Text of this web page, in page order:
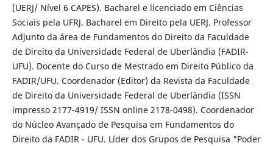
(UERJ/ Nível 6 CAPES). Bacharel e licenciado em Ciências
Sociais pela UFRJ. Bacharel em Direito pela UERJ. Professor
Adjunto da área de Fundamentos do Direito da Faculdade
de Direito da Universidade Federal de Uberlândia (FADIR-
UFU). Docente do Curso de Mestrado em Direito Público da
FADIR/UFU. Coordenador (Editor) da Revista da Faculdade
de Direito da Universidade Federal de Uberlândia (ISSN
impresso 2177-4919/ ISSN online 2178-0498). Coordenador
do Núcleo Avançado de Pesquisa em Fundamentos do
Direito da FADIR - UFU. Líder dos Grupos de Pesquisa "Poder